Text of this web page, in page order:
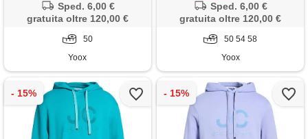
Sped. 6,00 €
gratuita oltre 120,00 €
50
Yoox
Sped. 6,00 €
gratuita oltre 120,00 €
50 54 58
Yoox